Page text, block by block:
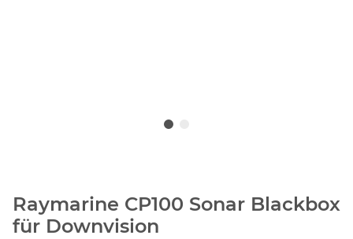
Raymarine CP100 Sonar Blackbox
für Downvision